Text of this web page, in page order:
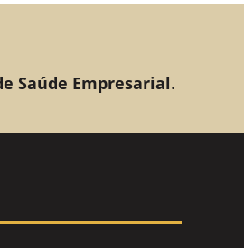
Saúde Empresarial.